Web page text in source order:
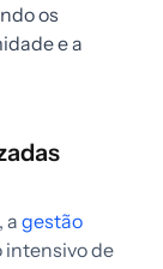
os
e a
a gestão
intensivo de